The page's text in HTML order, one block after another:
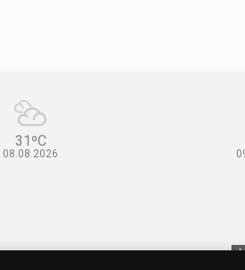
31ºC
08.08.2026